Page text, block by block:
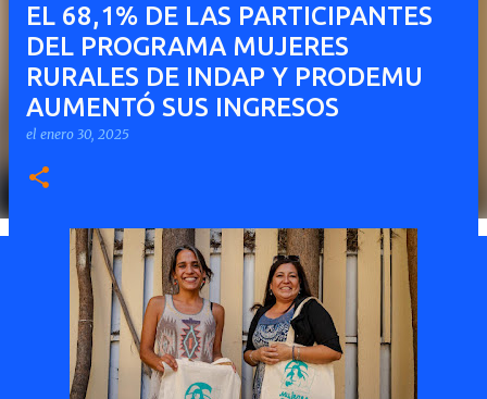
EL 68,1% DE LAS PARTICIPANTES
DEL PROGRAMA MUJERES
RURALES DE INDAP Y PRODEMU
AUMENTÓ SUS INGRESOS
el enero 30, 2025